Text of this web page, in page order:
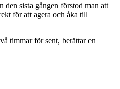
den sista gången förstod man att
för att agera och åka till
timmar för sent, berättar en